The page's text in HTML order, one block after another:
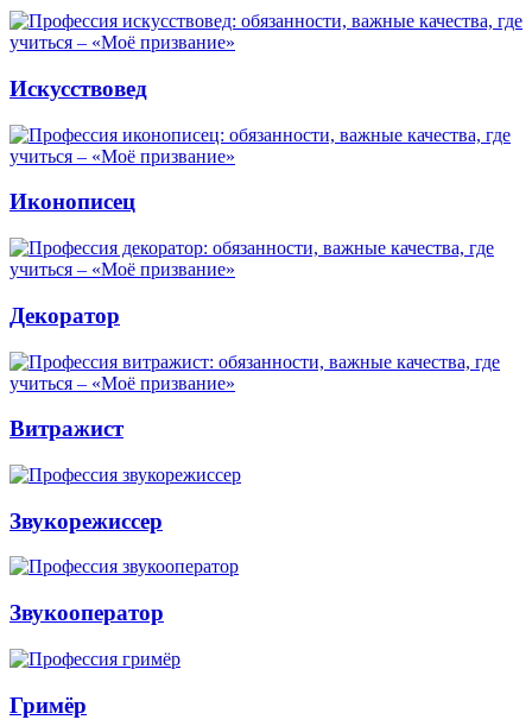
Искусствовед
Иконописец
Декоратор
Витражист
Звукорежиссер
Звукооператор
Гримёр